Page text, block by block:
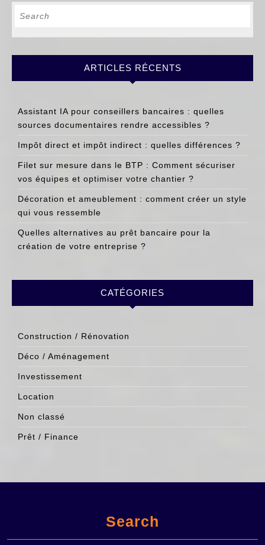
ARTICLES RÉCENTS
Assistant IA pour conseillers bancaires : quelles
sources documentaires rendre accessibles ?
Impôt direct et impôt indirect : quelles différences ?
Filet sur mesure dans le BTP : Comment sécuriser
vos équipes et optimiser votre chantier ?
Décoration et ameublement : comment créer un style
qui vous ressemble
Quelles alternatives au prêt bancaire pour la
création de votre entreprise ?
CATÉGORIES
Construction / Rénovation
Déco / Aménagement
Investissement
Location
Non classé
Prêt / Finance
Search